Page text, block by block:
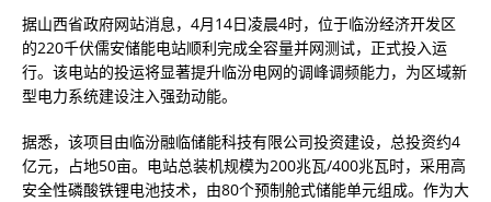
据山西省政府网站消息，4月14日凌晨4时，位于临汾经济开发区
的220千伏儒安储能电站顺利完成全容量并网测试，正式投入运
行。该电站的投运将显著提升临汾电网的调峰调频能力，为区域新
型电力系统建设注入强劲动能。
据悉，该项目由临汾融临储能科技有限公司投资建设，总投资约4
亿元，占地50亩。电站总装机规模为200兆瓦/400兆瓦时，采用高
安全性磷酸铁锂电池技术，由80个预制舱式储能单元组成。作为大